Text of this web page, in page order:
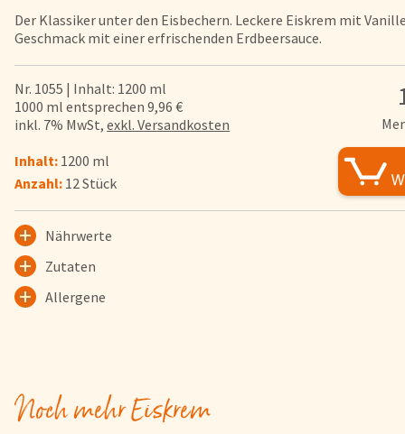
Presse & News
Karriere
Bezahlung & Lieferung
Nährwerte & Allergene
Herkunftsländer
Warenkorb
Login
Impressum
Der Klassiker unter den Eisbechern. Leckere Eiskrem mit
Geschmack mit einer erfrischenden Erdbeersauce.
Nr. 1055 | Inhalt: 1200 ml
1000 ml entsprechen 9,96 €
inkl. 7% MwSt,exkl. Versandkosten
Inhalt: 1200 ml
Anzahl: 12 Stück
Nährwerte
Zutaten
Allergene
Noch mehr Eiskrem